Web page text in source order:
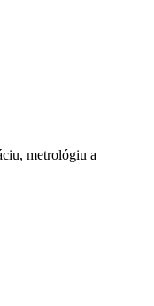
metrológiu a